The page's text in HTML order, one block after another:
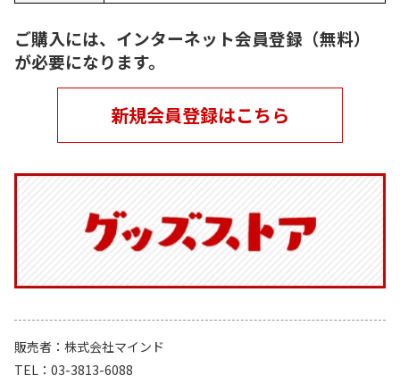
ご購入には、インターネット会員登録（無料）
が必要になります。
新規会員登録はこちら
販売者
株式会社マインド
TEL
03-3813-6088